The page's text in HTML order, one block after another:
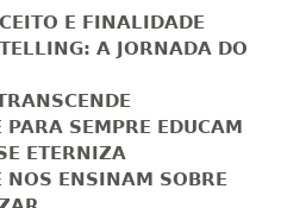
90dias
Matricular
90dias
Matricular
E FINALIDADE
A JORNADA DO
SEMPRE EDUCAM
ETERNIZA
NOS ENSINAM SOBRE